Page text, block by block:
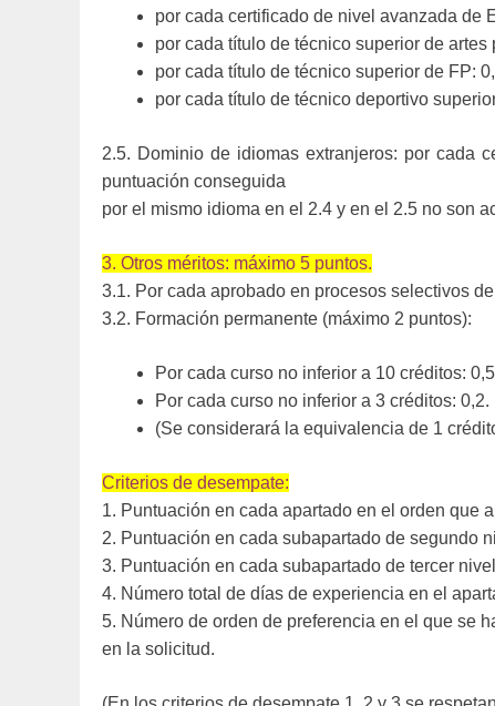
por cada certificado de nivel avanzada de
por cada título de técnico superior de artes
por cada título de técnico superior de FP:
por cada título de técnico deportivo
2.5. Dominio de idiomas extranjeros: por cada
puntuación conseguida
por el mismo idioma en el 2.4 y en el 2.5 no son
3. Otros méritos: máximo 5 puntos.
3.1. Por cada aprobado en procesos selectivos
3.2. Formación permanente (máximo 2 puntos):
Por cada curso no inferior a 10 créditos:
Por cada curso no inferior a 3 créditos: 0,2.
(Se considerará la equivalencia de 1
Criterios de desempate:
1. Puntuación en cada apartado en el orden que
2. Puntuación en cada subapartado de segundo
3. Puntuación en cada subapartado de tercer
4. Número total de días de experiencia en el
5. Número de orden de preferencia en el que se
en la solicitud.